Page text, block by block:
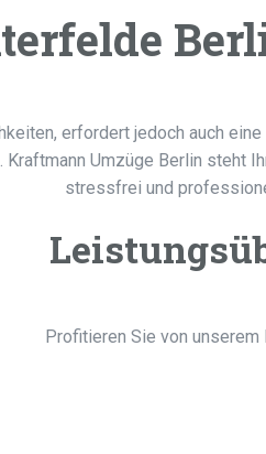
erfordert jedoch auch
Umzüge Berlin steht
stressfrei und
Profitieren Sie von